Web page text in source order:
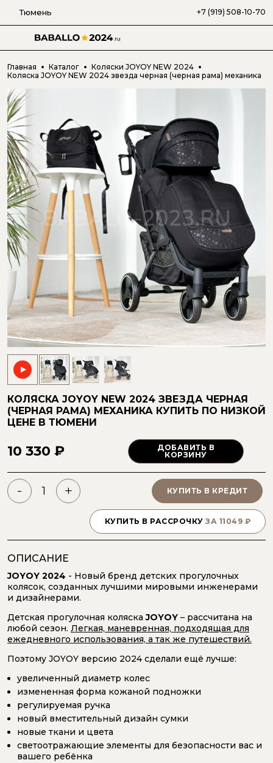
Тюмень +7 (919) 508-10-70
Главная Каталог
Коляски JOYOY NEW 2024
Коляска JOYOY NEW 2024 звезда черная (черная рама) механика
КОЛЯСКА JOYOY NEW 2024 ЗВЕЗДА ЧЕРНАЯ
(ЧЕРНАЯ РАМА) МЕХАНИКА КУПИТЬ ПО НИЗКОЙ
ЦЕНЕ В ТЮМЕНИ
10 330 ₽
ДОБАВИТЬ В
КОРЗИНУ
- + КУПИТЬ В КРЕДИТ
КУПИТЬ В РАССРОЧКУ ЗА 11049 ₽
ОПИСАНИЕ
JOYOY 2024 - Новый бренд детских прогулочных
колясок, созданных лучшими мировыми инженерами
и дизайнерами.
Детская прогулочная коляскаJOYOY – рассчитана на
любой сезон. Легкая, маневренная, подходящая для
ежедневного использования, а так же путешествий.
Поэтому JOYOY версию 2024 сделали ещё лучше:
увеличенный диаметр колес
измененная форма кожаной подножки
регулируемая ручка
новый вместительный дизайн сумки
новые ткани и цвета
светоотражающие элементы для безопасности вас и
вашего ребёнка